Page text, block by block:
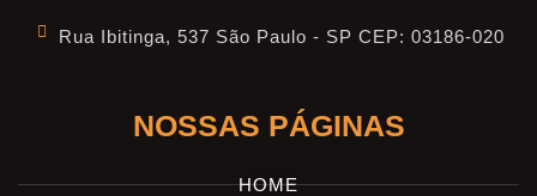
Rua Ibitinga, 537 São Paulo - SP CEP: 03186-020
NOSSAS PÁGINAS
HOME